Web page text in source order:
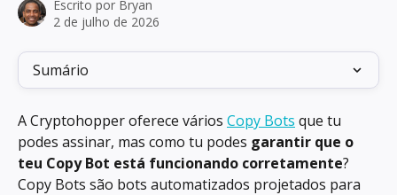
Escrito por Bryan
2 de julho de 2026
Sumário
A Cryptohopper oferece vários Copy Bots que tu
podes assinar, mas como tu podes garantir que o
teu Copy Bot está funcionando corretamente?
Copy Bots são bots automatizados projetados para